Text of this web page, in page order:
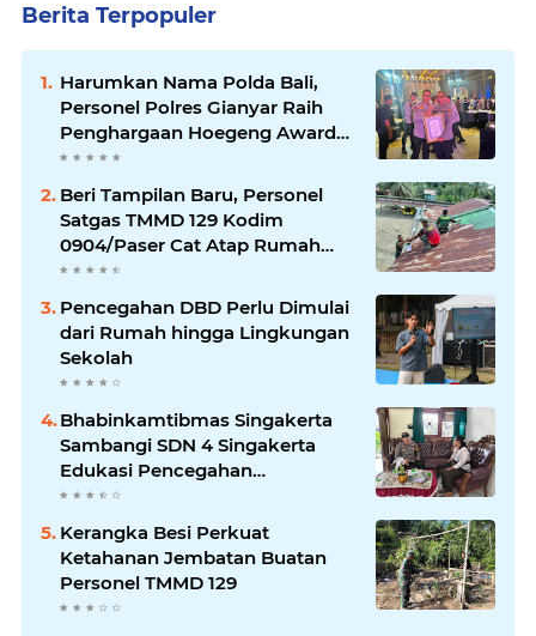
Berita Terpopuler
Harumkan Nama Polda Bali,
Personel Polres Gianyar Raih
Penghargaan Hoegeng Awards
2026
Beri Tampilan Baru, Personel
Satgas TMMD 129 Kodim
0904/Paser Cat Atap Rumah
Marbot
Pencegahan DBD Perlu Dimulai
dari Rumah hingga Lingkungan
Sekolah
Bhabinkamtibmas Singakerta
Sambangi SDN 4 Singakerta
Edukasi Pencegahan
Penculikan Anak
Kerangka Besi Perkuat
Ketahanan Jembatan Buatan
Personel TMMD 129